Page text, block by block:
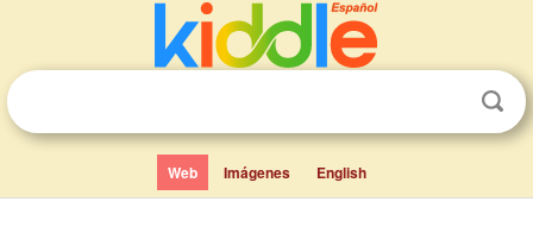
Web Imágenes English